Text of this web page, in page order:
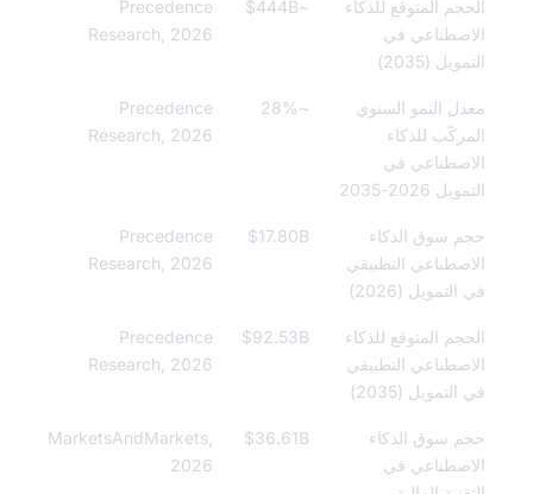
المتوقع للذكاء
في
~$444B
Precedence
Research, 2026
النمو السنوي
للذكاء
في
~28%
Precedence
Research, 2026
سوق الذكاء
التطبيقي
(2026)
$17.80B
Precedence
Research, 2026
المتوقع للذكاء
التطبيقي
(2035)
$92.53B
Precedence
Research, 2026
سوق الذكاء
في
$36.61B
MarketsAndMarkets,